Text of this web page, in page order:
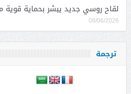
لقاح روسي جديد يبشر بحماية قوية من
08/06/2026
ترجمة